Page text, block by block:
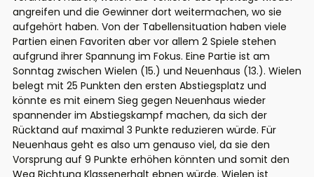
angreifen und die Gewinner dort weitermachen, wo sie
aufgehört haben. Von der Tabellensituation haben viele
Partien einen Favoriten aber vor allem 2 Spiele stehen
aufgrund ihrer Spannung im Fokus. Eine Partie ist am
Sonntag zwischen Wielen (15.) und Neuenhaus (13.). Wielen
belegt mit 25 Punkten den ersten Abstiegsplatz und
könnte es mit einem Sieg gegen Neuenhaus wieder
spannender im Abstiegskampf machen, da sich der
Rücktand auf maximal 3 Punkte reduzieren würde. Für
Neuenhaus geht es also um genauso viel, da sie den
Vorsprung auf 9 Punkte erhöhen könnten und somit den